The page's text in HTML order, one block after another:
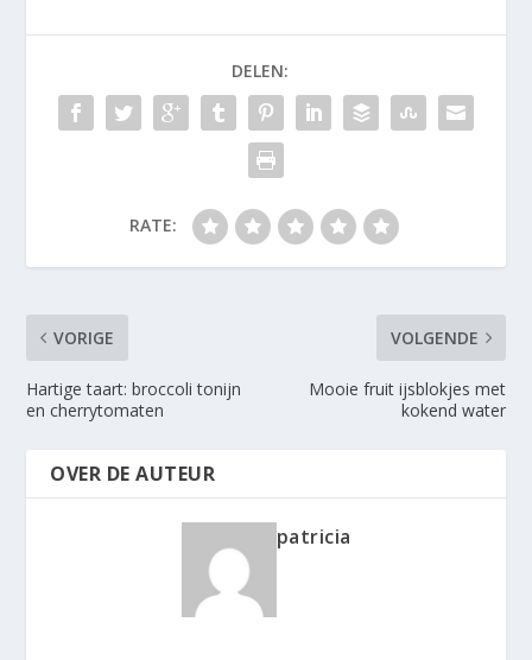
DELEN:
RATE:
VORIGE
Hartige taart: broccoli tonijn
en cherrytomaten
VOLGENDE
Mooie fruit ijsblokjes met
kokend water
OVER DE AUTEUR
patricia